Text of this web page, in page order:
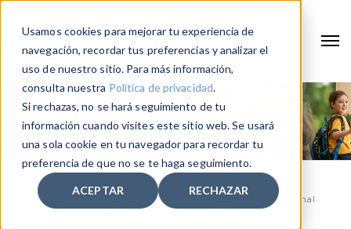
Usamos cookies para mejorar tu experiencia de
navegación, recordar tus preferencias y analizar el
uso de nuestro sitio. Para más información,
consulta nuestra Política de privacidad.
Si rechazas, no se hará seguimiento de tu
información cuando visites este sitio web. Se usará
una sola cookie en tu navegador para recordar tu
preferencia de que no se te haga seguimiento.
ACEPTAR RECHAZAR
Home Proyecto Educativo Proyecto Educativo Institucional